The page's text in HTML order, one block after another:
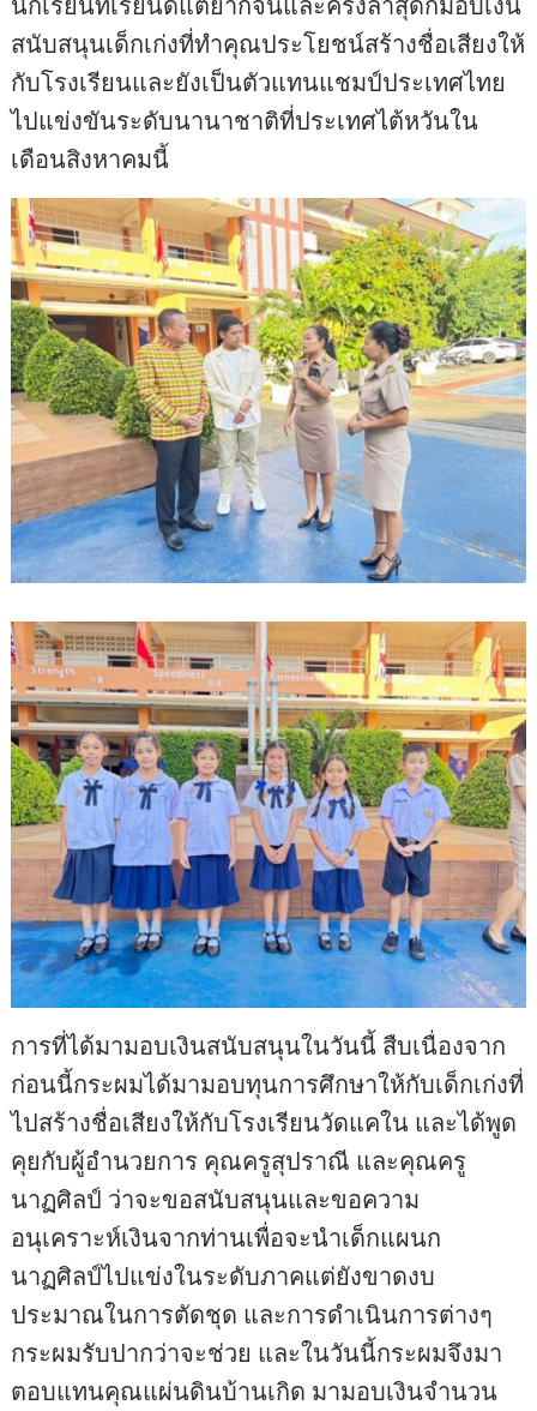
สนับสนุนเด็กเก่งที่ทำคุณประโยชน์สร้างชื่อเสียงให้
กับโรงเรียนและยังเป็นตัวแทนแชมป์ประเทศไทย
ไปแข่งขันระดับนานาชาติที่ประเทศไต้หวันใน
เดือนสิงหาคมนี้
การที่ได้มามอบเงินสนับสนุนในวันนี้ สืบเนื่องจาก
ก่อนนี้กระผมได้มามอบทุนการศึกษาให้กับเด็กเก่งที่
ไปสร้างชื่อเสียงให้กับโรงเรียนวัดแคใน และได้พูด
คุยกับผู้อำนวยการ คุณครูสุปราณี และคุณครู
นาฏศิลป์ ว่าจะขอสนับสนุนและขอความ
อนุเคราะห์เงินจากท่านเพื่อจะนำเด็กแผนก
นาฏศิลป์ไปแข่งในระดับภาคแต่ยังขาดงบ
ประมาณในการตัดชุด และการดำเนินการต่างๆ
กระผมรับปากว่าจะช่วย และในวันนี้กระผมจึงมา
ตอบแทนคุณแผ่นดินบ้านเกิด มามอบเงินจำนวน